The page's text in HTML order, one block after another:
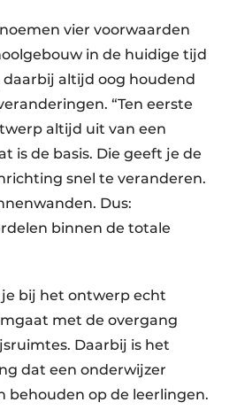
vier voorwaarden
in de huidige tijd
altijd oog houdend
“Ten eerste
altijd uit van een
is de basis. Die geeft je de
snel te veranderen.
Dus:
binnen de totale
bij het ontwerp echt
met de overgang
Daarbij is het
dat een onderwijzer
behouden op de leerlingen.